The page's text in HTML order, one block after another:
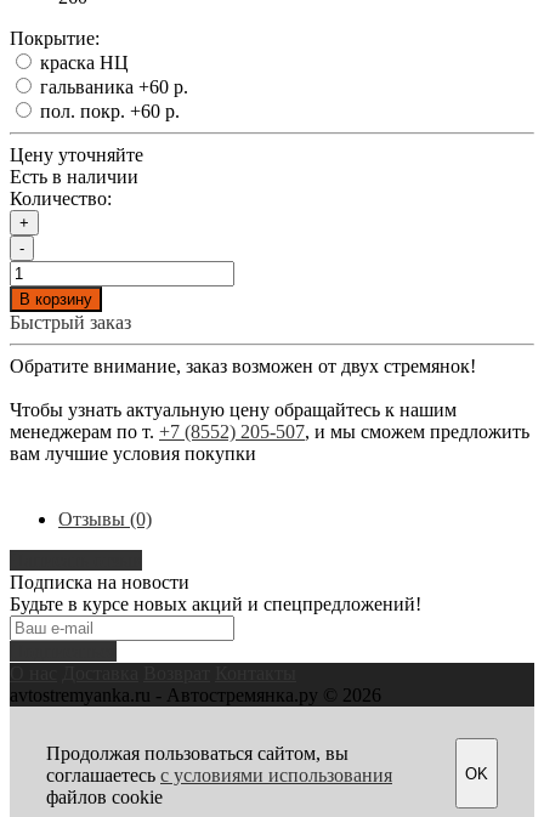
Покрытие:
краска НЦ
гальваника +60 р.
пол. покр. +60 р.
Цену уточняйте
Есть в наличии
Количество:
+
-
В корзину
Быстрый заказ
Обратите внимание, заказ возможен от двух стремянок!
Чтобы узнать актуальную цену обращайтесь к нашим
менеджерам по т. +7 (8552) 205-507, и мы сможем предложить
вам лучшие условия покупки
Отзывы (0)
Подписка на новости
Будьте в курсе новых акций и спецпредложений!
avtostremyanka.ru - Автостремянка.ру © 2026
Продолжая пользоваться сайтом, вы
соглашаетесь с условиями использования
файлов cookie
OK